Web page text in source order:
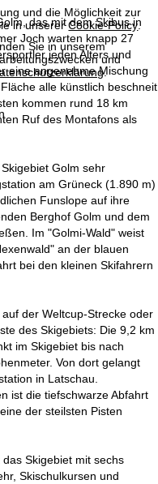
und die Möglichkeit zur
in unsererCookie-Policy.
Sie in unserem
und
.
das mit dem Skibus in
Joch warten knapp 27
jeden Alters und
eine angenehme Mischung
alle künstlich beschneit
kommen rund 18 km
Ruf des Montafons als
Golm sehr
am Grüneck (1.890 m)
Funslope auf ihre
Berghof Golm und dem
Im "Golmi-Wald" weist
an der blauen
bei den kleinen Skifahrern
der Weltcup-Strecke oder
des Skigebiets: Die 9,2 km
im Skigebiet bis nach
Von dort gelangt
in Latschau.
ist die tiefschwarze Abfahrt
der steilsten Pisten
Skigebiet mit sechs
Skischulkursen und